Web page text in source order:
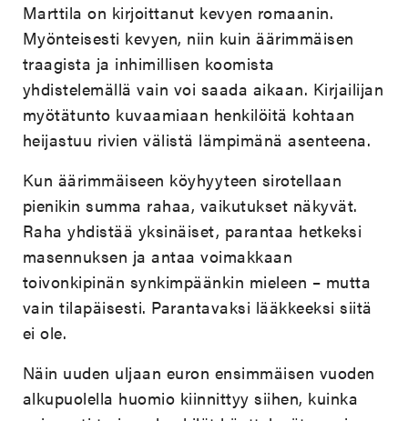
Marttila on kirjoittanut kevyen romaanin.
Myönteisesti kevyen, niin kuin äärimmäisen
traagista ja inhimillisen koomista
yhdistelemällä vain voi saada aikaan. Kirjailijan
myötätunto kuvaamiaan henkilöitä kohtaan
heijastuu rivien välistä lämpimänä asenteena.
Kun äärimmäiseen köyhyyteen sirotellaan
pienikin summa rahaa, vaikutukset näkyvät.
Raha yhdistää yksinäiset, parantaa hetkeksi
masennuksen ja antaa voimakkaan
toivonkipinän synkimpäänkin mieleen – mutta
vain tilapäisesti. Parantavaksi lääkkeeksi siitä
ei ole.
Näin uuden uljaan euron ensimmäisen vuoden
alkupuolella huomio kiinnittyy siihen, kuinka